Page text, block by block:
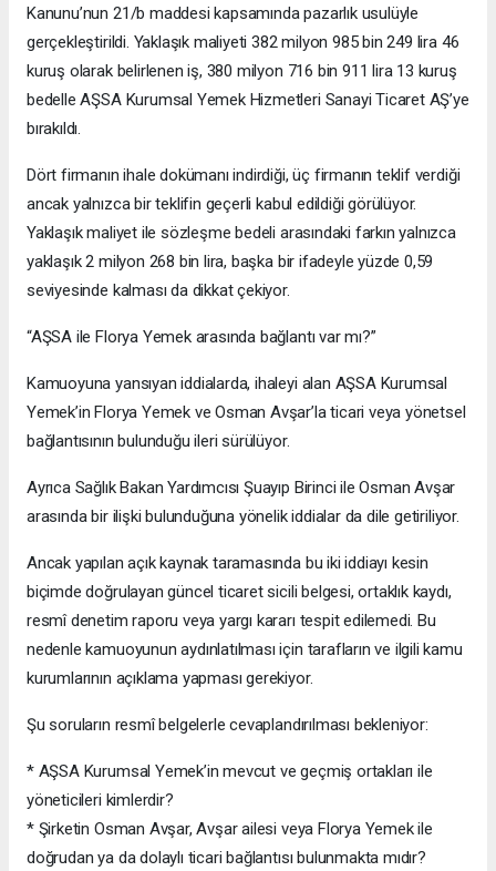
Kanunu’nun 21/b maddesi kapsamında pazarlık usulüyle
gerçekleştirildi. Yaklaşık maliyeti 382 milyon 985 bin 249 lira 46
kuruş olarak belirlenen iş, 380 milyon 716 bin 911 lira 13 kuruş
bedelle AŞSA Kurumsal Yemek Hizmetleri Sanayi Ticaret AŞ’ye
bırakıldı.
Dört firmanın ihale dokümanı indirdiği, üç firmanın teklif verdiği
ancak yalnızca bir teklifin geçerli kabul edildiği görülüyor.
Yaklaşık maliyet ile sözleşme bedeli arasındaki farkın yalnızca
yaklaşık 2 milyon 268 bin lira, başka bir ifadeyle yüzde 0,59
seviyesinde kalması da dikkat çekiyor.
“AŞSA ile Florya Yemek arasında bağlantı var mı?”
Kamuoyuna yansıyan iddialarda, ihaleyi alan AŞSA Kurumsal
Yemek’in Florya Yemek ve Osman Avşar’la ticari veya yönetsel
bağlantısının bulunduğu ileri sürülüyor.
Ayrıca Sağlık Bakan Yardımcısı Şuayıp Birinci ile Osman Avşar
arasında bir ilişki bulunduğuna yönelik iddialar da dile getiriliyor.
Ancak yapılan açık kaynak taramasında bu iki iddiayı kesin
biçimde doğrulayan güncel ticaret sicili belgesi, ortaklık kaydı,
resmî denetim raporu veya yargı kararı tespit edilemedi. Bu
nedenle kamuoyunun aydınlatılması için tarafların ve ilgili kamu
kurumlarının açıklama yapması gerekiyor.
Şu soruların resmî belgelerle cevaplandırılması bekleniyor:
* AŞSA Kurumsal Yemek’in mevcut ve geçmiş ortakları ile
yöneticileri kimlerdir?
* Şirketin Osman Avşar, Avşar ailesi veya Florya Yemek ile
doğrudan ya da dolaylı ticari bağlantısı bulunmakta mıdır?